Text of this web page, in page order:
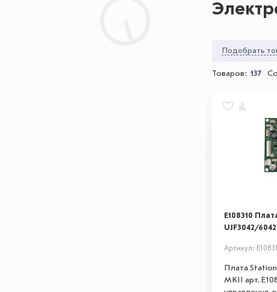
Подобрать
Товаров: 137
E108310
UJF3042/6042
Артикул:
Плата
MKII арт.